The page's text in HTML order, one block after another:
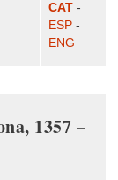
CAT -
ESP -
ENG
1357 –